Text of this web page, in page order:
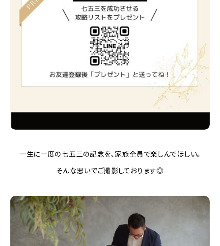
一生に一度の七五三の記念を、家族全員で楽しんでほしい。
そんな思いでご撮影しております◎